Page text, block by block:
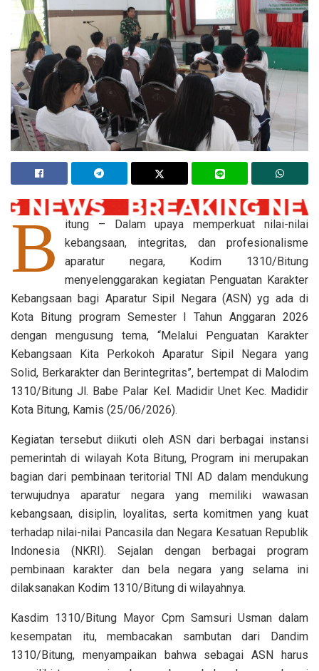
B
itung – Dalam upaya memperkuat nilai-nilai
kebangsaan, integritas, dan profesionalisme
aparatur negara, Kodim 1310/Bitung
menyelenggarakan kegiatan Penguatan Karakter
Kebangsaan bagi Aparatur Sipil Negara (ASN) yg ada di
Kota Bitung program Semester I Tahun Anggaran 2026
dengan mengusung tema, “Melalui Penguatan Karakter
Kebangsaan Kita Perkokoh Aparatur Sipil Negara yang
Solid, Berkarakter dan Berintegritas”, bertempat di Malodim
1310/Bitung Jl. Babe Palar Kel. Madidir Unet Kec. Madidir
Kota Bitung, Kamis (25/06/2026).
Kegiatan tersebut diikuti oleh ASN dari berbagai instansi
pemerintah di wilayah Kota Bitung, Program ini merupakan
bagian dari pembinaan teritorial TNI AD dalam mendukung
terwujudnya aparatur negara yang memiliki wawasan
kebangsaan, disiplin, loyalitas, serta komitmen yang kuat
terhadap nilai-nilai Pancasila dan Negara Kesatuan Republik
Indonesia (NKRI). Sejalan dengan berbagai program
pembinaan karakter dan bela negara yang selama ini
dilaksanakan Kodim 1310/Bitung di wilayahnya.
Kasdim 1310/Bitung Mayor Cpm Samsuri Usman dalam
kesempatan itu, membacakan sambutan dari Dandim
1310/Bitung, menyampaikan bahwa sebagai ASN harus